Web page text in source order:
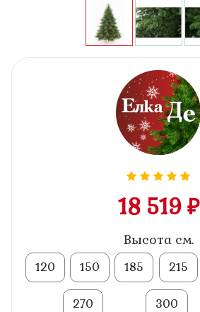
18 519 ₽
Высота см.
120 150 185 215
270 300